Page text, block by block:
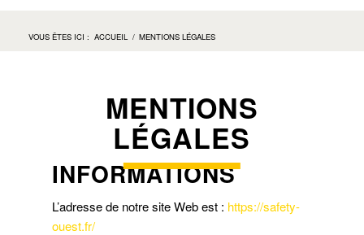
VOUS ÊTES ICI : ACCUEIL / MENTIONS LÉGALES
MENTIONS
LÉGALES
INFORMATIONS
L’adresse de notre site Web est : https://safety-
ouest.fr/